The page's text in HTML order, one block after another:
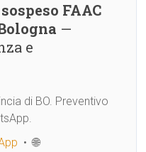
FAAC
—
e
di BO. Preventivo
• 🌐